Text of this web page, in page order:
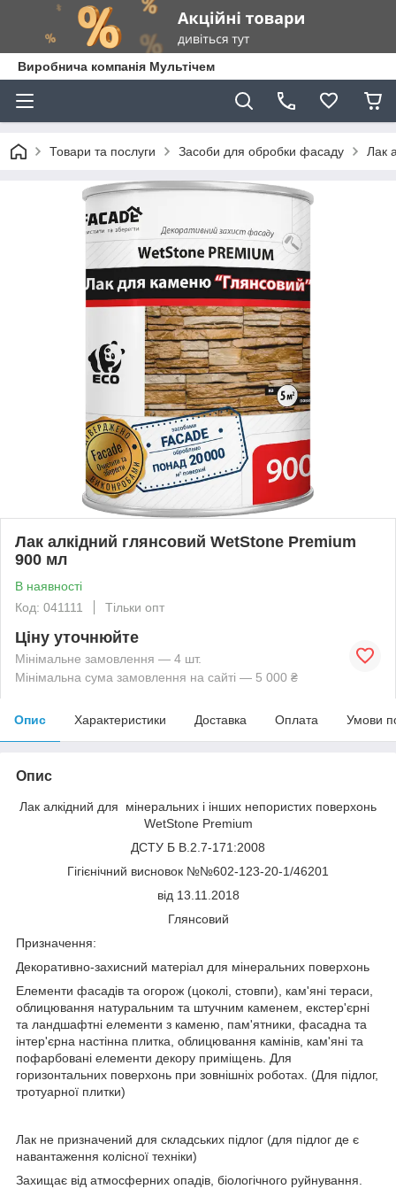
Виробнича компанія Мультічем
Товари та послуги Засоби для обробки фасаду Лак
Лак алкідний глянсовий WetStone Premium
900 мл
В наявності
Код: 041111
Тільки опт
Ціну уточнюйте
Мінімальне замовлення — 4 шт.
Мінімальна сума замовлення на сайті — 5 000 ₴
Опис Характеристики Доставка Оплата Умови
Опис
Лак алкідний для мінеральних і інших непористих поверхонь
WetStone Premium
ДСТУ Б В.2.7-171:2008
Гігієнічний висновок №№602-123-20-1/46201
від 13.11.2018
Глянсовий
Призначення:
Декоративно-захисний матеріал для мінеральних поверхонь
Елементи фасадів та огорож (цоколі, стовпи), кам'яні тераси,
облицювання натуральним та штучним каменем, екстер'єрні
та ландшафтні елементи з каменю, пам'ятники, фасадна та
інтер'єрна настінна плитка, облицювання камінів, кам'яні та
пофарбовані елементи декору приміщень. Для
горизонтальних поверхонь при зовнішніх роботах. (Для підлог,
тротуарної плитки)
Лак не призначений для складських підлог (для підлог де є
навантаження колісної техніки)
Захищає від атмосферних опадів, біологічного руйнування.